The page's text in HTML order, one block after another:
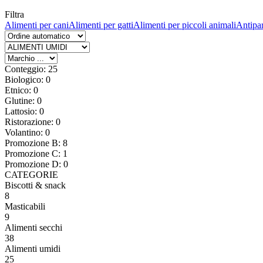
Filtra
Alimenti per caniAlimenti per gattiAlimenti per piccoli animali
Conteggio: 25
Biologico: 0
Etnico: 0
Glutine: 0
Lattosio: 0
Ristorazione: 0
Volantino: 0
Promozione B: 8
Promozione C: 1
Promozione D: 0
CATEGORIE
Biscotti & snack
8
Masticabili
9
Alimenti secchi
38
Alimenti umidi
25